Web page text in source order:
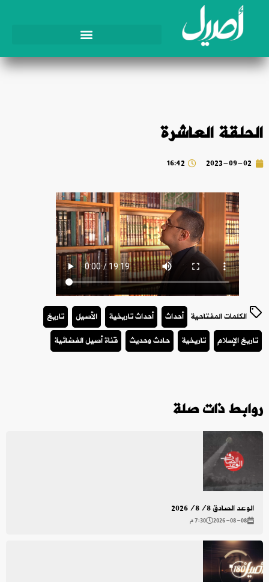
الحلقة العاشرة
2023-09-02
16:42
الكلمات المفتاحية أحداث أحداث تاريخية الأصيل
تاريخ
تاريخ الإسلام
تاريخية حادث وحديث قناة أصيل الفضائية
روابط ذات صلة
الوعد الصادق 2026/8/8
2026-08-08 7:30 م